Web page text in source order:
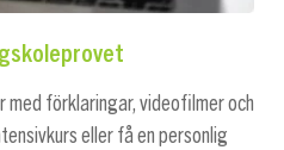
förklaringar, videofilmer och
eller få en personlig